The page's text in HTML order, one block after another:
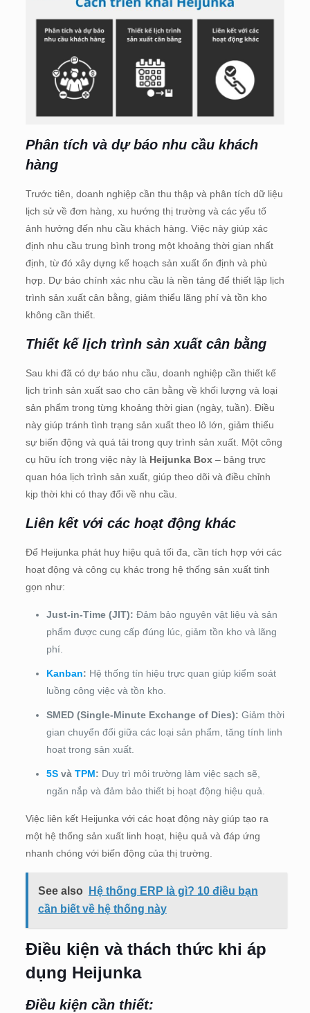
Phân tích và dự báo nhu cầu khách
hàng
Trước tiên, doanh nghiệp cần thu thập và phân tích dữ liệu
lịch sử về đơn hàng, xu hướng thị trường và các yếu tố
ảnh hưởng đến nhu cầu khách hàng. Việc này giúp xác
định nhu cầu trung bình trong một khoảng thời gian nhất
định, từ đó xây dựng kế hoạch sản xuất ổn định và phù
hợp. Dự báo chính xác nhu cầu là nền tảng để thiết lập lịch
trình sản xuất cân bằng, giảm thiểu lãng phí và tồn kho
không cần thiết.
Thiết kế lịch trình sản xuất cân bằng
Sau khi đã có dự báo nhu cầu, doanh nghiệp cần thiết kế
lịch trình sản xuất sao cho cân bằng về khối lượng và loại
sản phẩm trong từng khoảng thời gian (ngày, tuần). Điều
này giúp tránh tình trạng sản xuất theo lô lớn, giảm thiểu
sự biến động và quá tải trong quy trình sản xuất. Một công
cụ hữu ích trong việc này là Heijunka Box– bảng trực
quan hóa lịch trình sản xuất, giúp theo dõi và điều chỉnh
kịp thời khi có thay đổi về nhu cầu.
Liên kết với các hoạt động khác
Để Heijunka phát huy hiệu quả tối đa, cần tích hợp với các
hoạt động và công cụ khác trong hệ thống sản xuất tinh
gọn như:
Just-in-Time (JIT): Đảm bảo nguyên vật liệu và sản
phẩm được cung cấp đúng lúc, giảm tồn kho và lãng
phí.
Kanban: Hệ thống tín hiệu trực quan giúp kiểm soát
luồng công việc và tồn kho.
SMED (Single-Minute Exchange of Dies): Giảm thời
gian chuyển đổi giữa các loại sản phẩm, tăng tính linh
hoạt trong sản xuất.
5Svà TPM: Duy trì môi trường làm việc sạch sẽ,
ngăn nắp và đảm bảo thiết bị hoạt động hiệu quả.
Việc liên kết Heijunka với các hoạt động này giúp tạo ra
một hệ thống sản xuất linh hoạt, hiệu quả và đáp ứng
nhanh chóng với biến động của thị trường.
See also
Hệ thống ERP là gì? 10 điều bạn
cần biết về hệ thống này
Điều kiện và thách thức khi áp
dụng Heijunka
Điều kiện cần thiết: